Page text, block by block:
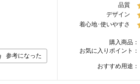
参考になった
品質
デザイン
着心地･使いやすさ
購入商品：
お気に入りポイント：
おすすめ用途：